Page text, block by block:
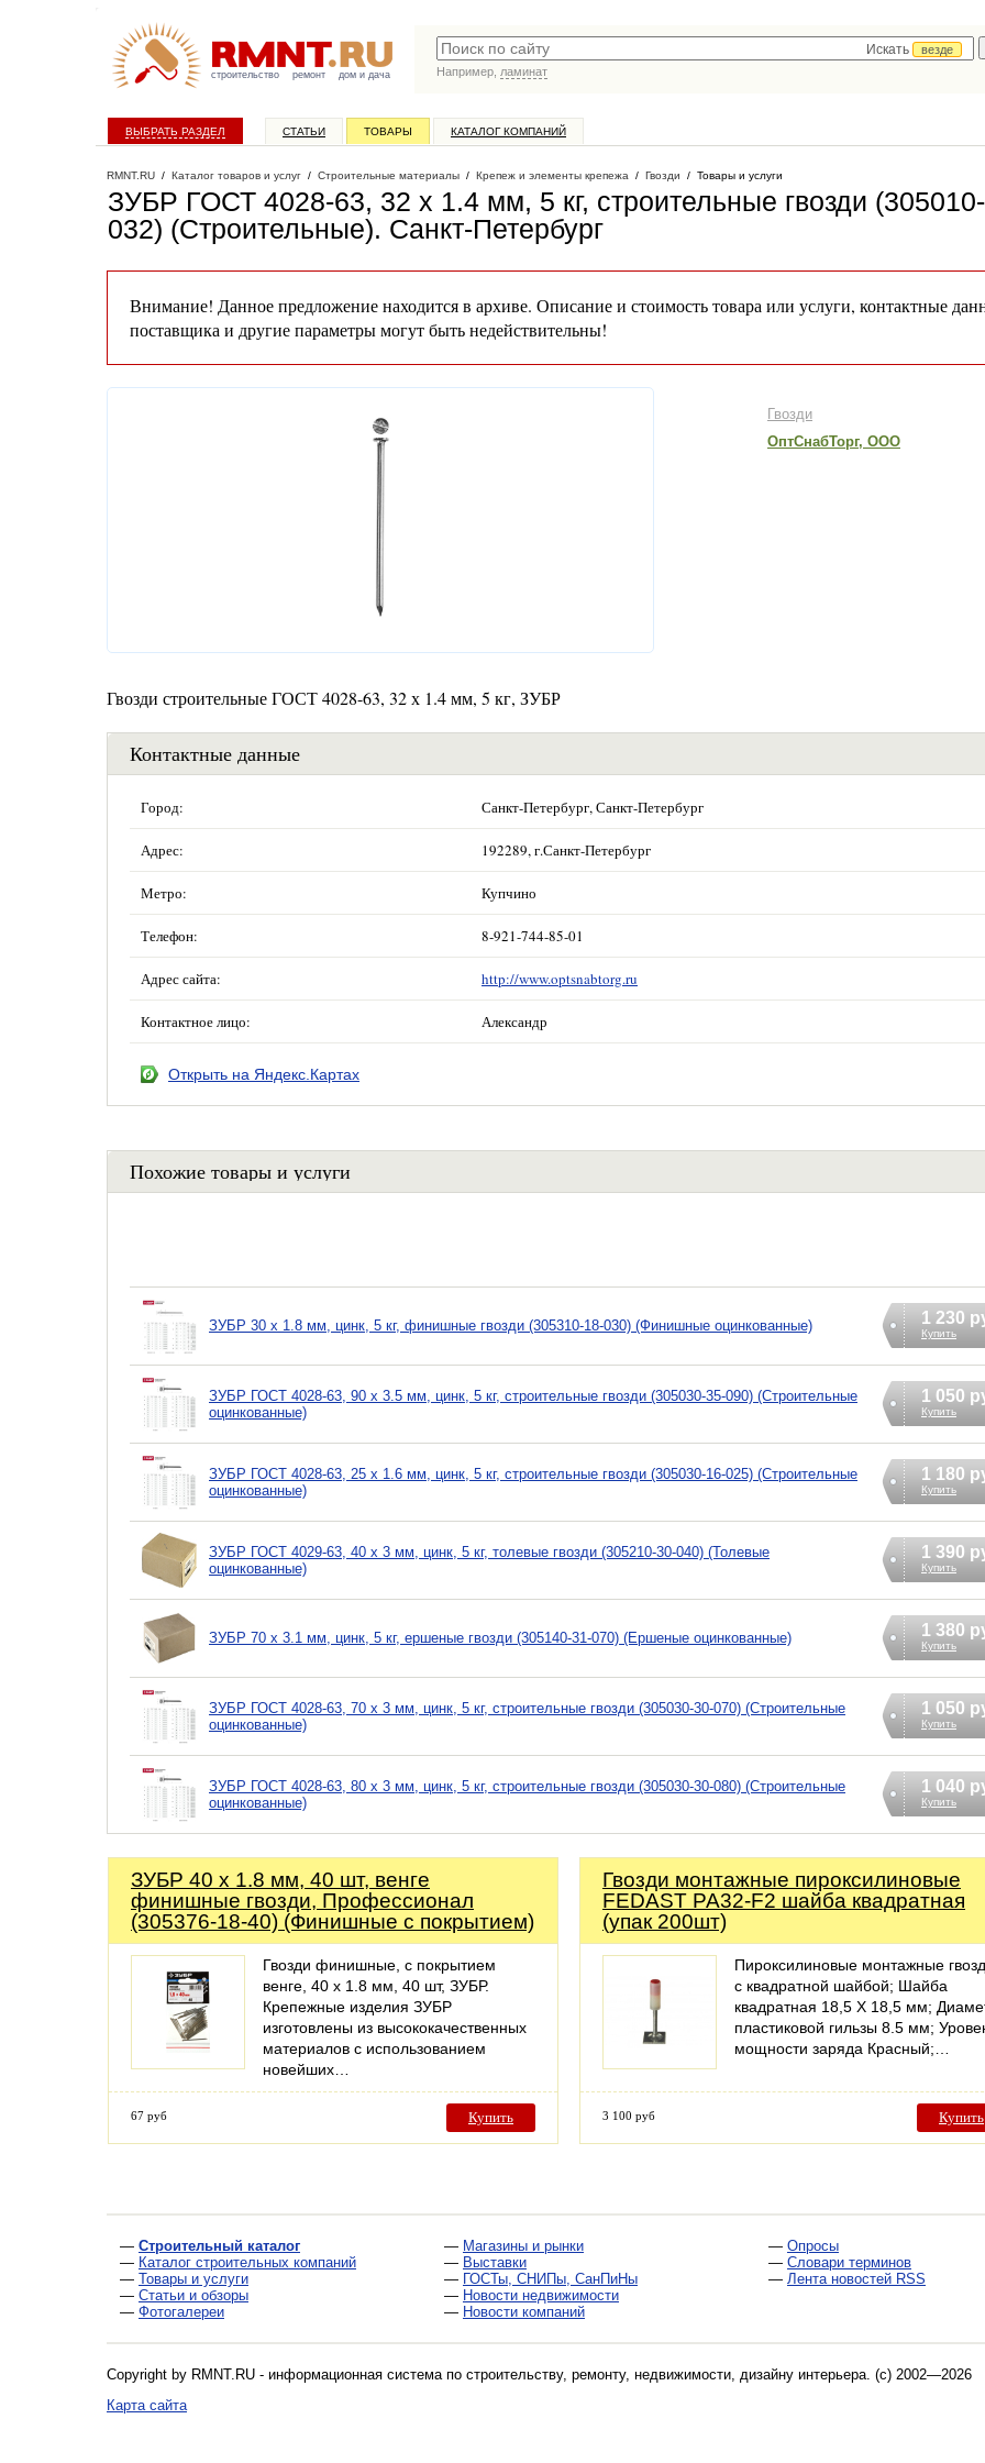
строительство ремонт дом и дача
Искать
везде
Например, ламинат
ВЫБРАТЬ РАЗДЕЛ СТАТЬИ ТОВАРЫ КАТАЛОГ КОМПАНИЙ
RMNT.RU / Каталог товаров и услуг / Строительные материалы / Крепеж и элементы крепежа / Гвозди / Товары и услуги
ЗУБР ГОСТ 4028-63, 32 x 1.4 мм, 5 кг, строительные гвозди
032) (Строительные). Санкт-Петербург
Внимание! Данное предложение находится в архиве. Описание и стоимость товара или услуги, контактные
поставщика и другие параметры могут быть недействительны!
Гвозди
ОптСнабТорг, ООО
Гвозди строительные ГОСТ 4028-63, 32 х 1.4 мм, 5 кг, ЗУБР
Контактные данные
Город: Санкт-Петербург, Санкт-Петербург
Адрес: 192289, г.Санкт-Петербург
Метро: Купчино
Телефон: 8-921-744-85-01
Адрес сайта: http://www.optsnabtorg.ru
Контактное лицо: Александр
Открыть на Яндекс.Картах
Похожие товары и услуги
ЗУБР 30 x 1.8 мм, цинк, 5 кг, финишные гвозди (305310-18-030) (Финишные оцинкованные) 1 230
Купить
ЗУБР ГОСТ 4028-63, 90 x 3.5 мм, цинк, 5 кг, строительные гвозди (305030-35-090) (Строительные
оцинкованные)
1 050
Купить
ЗУБР ГОСТ 4028-63, 25 x 1.6 мм, цинк, 5 кг, строительные гвозди (305030-16-025) (Строительные
оцинкованные)
1 180
Купить
ЗУБР ГОСТ 4029-63, 40 x 3 мм, цинк, 5 кг, толевые гвозди (305210-30-040) (Толевые
оцинкованные)
1 390
Купить
ЗУБР 70 x 3.1 мм, цинк, 5 кг, ершеные гвозди (305140-31-070) (Ершеные оцинкованные) 1 380
Купить
ЗУБР ГОСТ 4028-63, 70 x 3 мм, цинк, 5 кг, строительные гвозди (305030-30-070) (Строительные
оцинкованные)
1 050
Купить
ЗУБР ГОСТ 4028-63, 80 x 3 мм, цинк, 5 кг, строительные гвозди (305030-30-080) (Строительные
оцинкованные)
1 040
Купить
ЗУБР 40 x 1.8 мм, 40 шт, венге
финишные гвозди, Профессионал
(305376-18-40) (Финишные с покрытием)
Гвозди финишные, с покрытием
венге, 40 х 1.8 мм, 40 шт, ЗУБР.
Крепежные изделия ЗУБР
изготовлены из высококачественных
материалов с использованием
новейших…
67 руб Купить
Гвозди монтажные пироксилиновые
FEDAST PA32-F2 шайба квадратная
(упак 200шт)
Пироксилиновые монтажные
с квадратной шайбой; Шайба
квадратная 18,5 X 18,5 мм;
пластиковой гильзы 8.5 мм;
мощности заряда Красный;…
3 100 руб Купить
— Строительный каталог
— Каталог строительных компаний
— Товары и услуги
— Статьи и обзоры
— Фотогалереи
— Магазины и рынки
— Выставки
— ГОСТы, СНИПы, СанПиНы
— Новости недвижимости
— Новости компаний
— Опросы
— Словари терминов
— Лента новостей RSS
Copyright by RMNT.RU - информационная система по строительству, ремонту, недвижимости, дизайну интерьера. (c) 2002—2026
Карта сайта